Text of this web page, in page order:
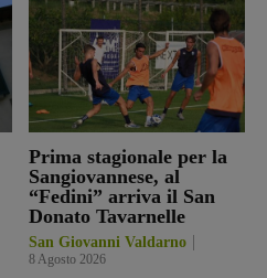
Prima stagionale per la
Sangiovannese, al
“Fedini” arriva il San
Donato Tavarnelle
San Giovanni Valdarno
8 Agosto 2026